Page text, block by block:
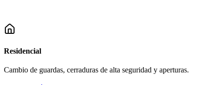
Residencial
Cambio de guardas, cerraduras de alta seguridad y aperturas.